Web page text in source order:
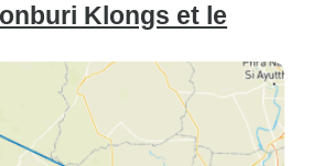
Klongs et le